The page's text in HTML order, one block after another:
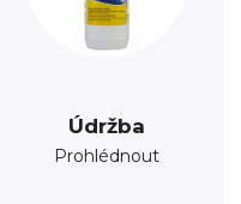
Údržba
Prohlédnout